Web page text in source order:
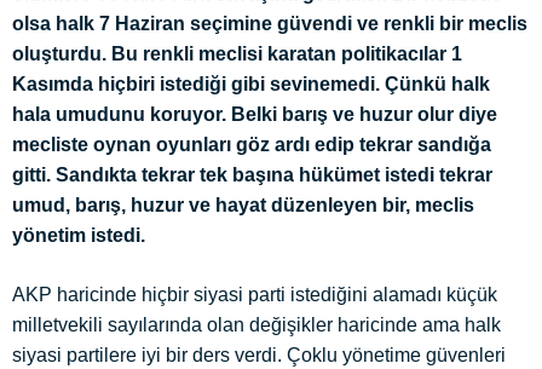
olsa halk 7 Haziran seçimine güvendi ve renkli bir meclis
oluşturdu. Bu renkli meclisi karatan politikacılar 1
Kasımda hiçbiri istediği gibi sevinemedi. Çünkü halk
hala umudunu koruyor. Belki barış ve huzur olur diye
mecliste oynan oyunları göz ardı edip tekrar sandığa
gitti. Sandıkta tekrar tek başına hükümet istedi tekrar
umud, barış, huzur ve hayat düzenleyen bir, meclis
yönetim istedi.
AKP haricinde hiçbir siyasi parti istediğini alamadı küçük
milletvekili sayılarında olan değişikler haricinde ama halk
siyasi partilere iyi bir ders verdi. Çoklu yönetime güvenleri